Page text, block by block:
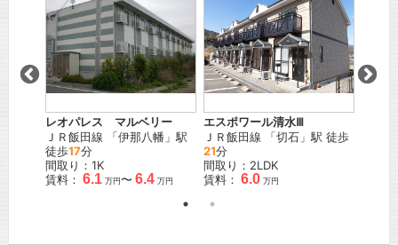
レオパレス マルベリー
ＪＲ飯田線 「伊那八幡 」駅
徒歩17分
間取り：1K
賃料： 6.1 万円〜 6.4 万円
エスポワール清水Ⅲ
ＪＲ飯田線 「切石 」駅 徒歩
21分
間取り：2LDK
賃料： 6.0 万円